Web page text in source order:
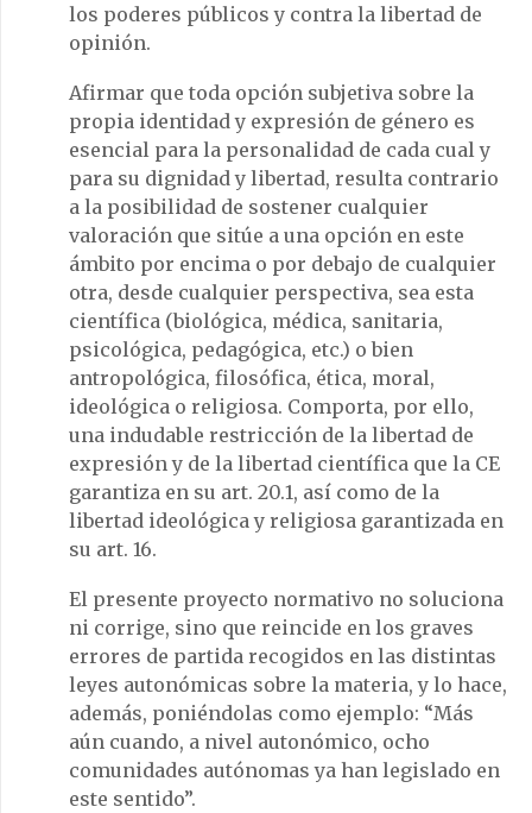
los poderes públicos y contra la libertad de
opinión.
Afirmar que toda opción subjetiva sobre la
propia identidad y expresión de género es
esencial para la personalidad de cada cual y
para su dignidad y libertad, resulta contrario
a la posibilidad de sostener cualquier
valoración que sitúe a una opción en este
ámbito por encima o por debajo de cualquier
otra, desde cualquier perspectiva, sea esta
científica (biológica, médica, sanitaria,
psicológica, pedagógica, etc.) o bien
antropológica, filosófica, ética, moral,
ideológica o religiosa. Comporta, por ello,
una indudable restricción de la libertad de
expresión y de la libertad científica que la CE
garantiza en su art. 20.1, así como de la
libertad ideológica y religiosa garantizada en
su art. 16.
El presente proyecto normativo no soluciona
ni corrige, sino que reincide en los graves
errores de partida recogidos en las distintas
leyes autonómicas sobre la materia, y lo hace,
además, poniéndolas como ejemplo: “Más
aún cuando, a nivel autonómico, ocho
comunidades autónomas ya han legislado en
este sentido”.